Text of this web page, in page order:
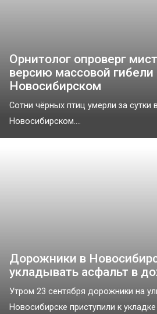
Орнитолог опроверг
версию массовой
Новосибирском
Сотни чёрных птиц умерли за сутки
Новосибирском....
Дорожники в
укладывать асфальт в
Утром 23 сентября дорожники на
Новосибирске приступили к